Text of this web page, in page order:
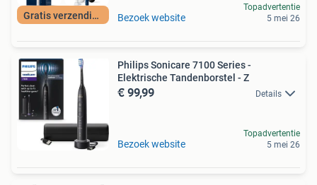
Gratis verzending Bezoek website
Topadvertentie
5 mei 26
Philips Sonicare 7100 Series -
Elektrische Tandenborstel - Z
€ 99,99 Details
Bezoek website
Topadvertentie
5 mei 26